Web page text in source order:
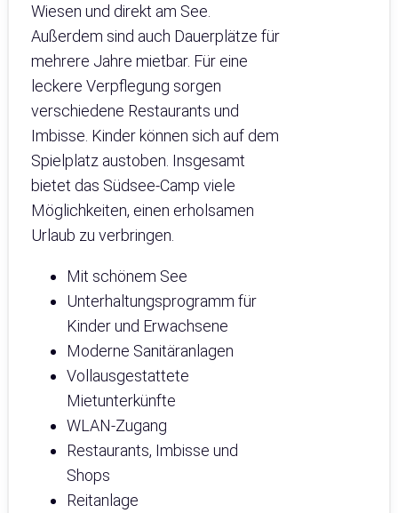
Wiesen und direkt am See.
Außerdem sind auch Dauerplätze für
mehrere Jahre mietbar. Für eine
leckere Verpflegung sorgen
verschiedene Restaurants und
Imbisse. Kinder können sich auf dem
Spielplatz austoben. Insgesamt
bietet das Südsee-Camp viele
Möglichkeiten, einen erholsamen
Urlaub zu verbringen.
Mit schönem See
Unterhaltungsprogramm für
Kinder und Erwachsene
Moderne Sanitäranlagen
Vollausgestattete
Mietunterkünfte
WLAN-Zugang
Restaurants, Imbisse und
Shops
Reitanlage